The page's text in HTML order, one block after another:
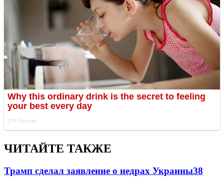
ЧИТАЙТЕ ТАКЖЕ
Трамп сделал заявление о недрах Украины38